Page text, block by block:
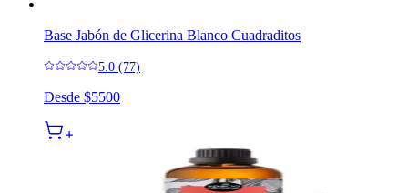
Base Jabón de Glicerina Blanco Cuadraditos
5.0 (77)
Desde $5500